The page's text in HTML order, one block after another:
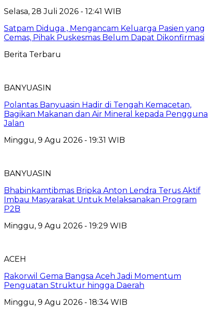
Selasa, 28 Juli 2026 - 12:41 WIB
Satpam Diduga , Mengancam Keluarga Pasien yang
Cemas, Pihak Puskesmas Belum Dapat Dikonfirmasi
Berita Terbaru
BANYUASIN
Polantas Banyuasin Hadir di Tengah Kemacetan,
Bagikan Makanan dan Air Mineral kepada Pengguna
Jalan
Minggu, 9 Agu 2026 - 19:31 WIB
BANYUASIN
Bhabinkamtibmas Bripka Anton Lendra Terus Aktif
Imbau Masyarakat Untuk Melaksanakan Program
P2B
Minggu, 9 Agu 2026 - 19:29 WIB
ACEH
Rakorwil Gema Bangsa Aceh Jadi Momentum
Penguatan Struktur hingga Daerah
Minggu, 9 Agu 2026 - 18:34 WIB